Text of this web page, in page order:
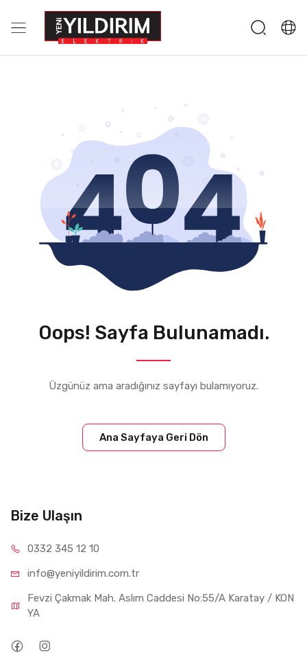
Oops! Sayfa Bulunamadı.
Üzgünüz ama aradığınız sayfayı bulamıyoruz.
Ana Sayfaya Geri Dön
Bize Ulaşın
0332 345 12 10
info@yeniyil dirim.com.tr
Fevzi Çakmak Mah. Aslım Caddesi No:55/A Karatay / KON
YA